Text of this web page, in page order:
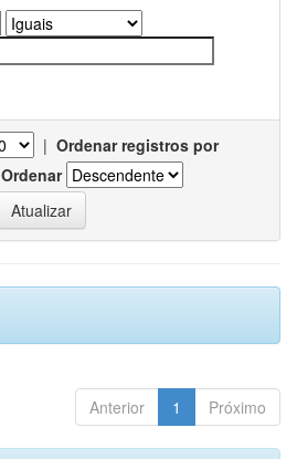
| Ordenar registros por
Ordenar
Anterior 1 Próximo